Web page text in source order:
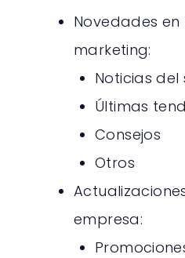
Novedades
marketing:
Noticias del
Últimas
Consejos
Otros
empresa: